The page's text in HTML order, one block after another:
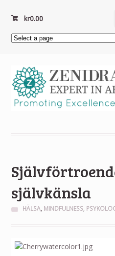
kr0.00
självkänsla
HÄLSA, MINDFULNESS,